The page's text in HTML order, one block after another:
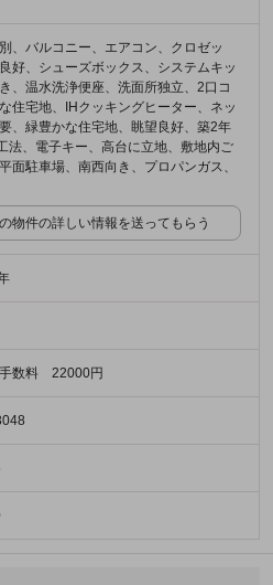
、バルコニー、エアコン、クロゼッ
好、シューズボックス、システムキッ
、温水洗浄便座、洗面所独立、2口コ
住宅地、IHクッキングヒーター、ネッ
、緑豊かな住宅地、眺望良好、築2年
法、電子キー、高台に立地、敷地内ご
面駐車場、南西向き、プロパンガス、
物件の詳しい情報を送ってもらう
手数料 22000円